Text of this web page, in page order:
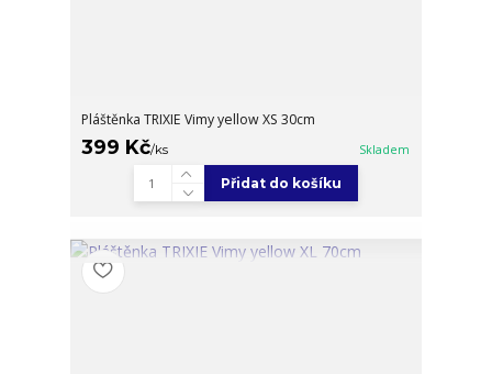
Pláštěnka TRIXIE Vimy yellow XS 30cm
399 Kč/ks Skladem
Přidat do košíku